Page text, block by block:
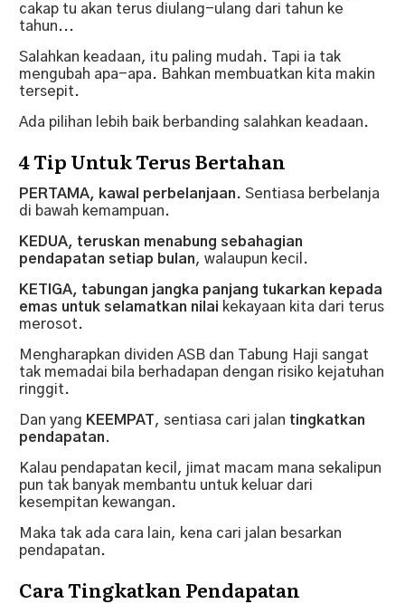
cakap tu akan terus diulang-ulang dari tahun ke
tahun...
Salahkan keadaan, itu paling mudah. Tapi ia tak
mengubah apa-apa. Bahkan membuatkan kita makin
tersepit.
Ada pilihan lebih baik berbanding salahkan keadaan.
4 Tip Untuk Terus Bertahan
PERTAMA, kawal perbelanjaan. Sentiasa berbelanja
di bawah kemampuan.
KEDUA, teruskan menabung sebahagian
pendapatan setiap bulan, walaupun kecil.
KETIGA, tabungan jangka panjang tukarkan kepada
emas untuk selamatkan nilai kekayaan kita dari terus
merosot.
Mengharapkan dividen ASB dan Tabung Haji sangat
tak memadai bila berhadapan dengan risiko kejatuhan
ringgit.
Dan yang KEEMPAT, sentiasa cari jalan tingkatkan
pendapatan.
Kalau pendapatan kecil, jimat macam mana sekalipun
pun tak banyak membantu untuk keluar dari
kesempitan kewangan.
Maka tak ada cara lain, kena cari jalan besarkan
pendapatan.
Cara Tingkatkan Pendapatan